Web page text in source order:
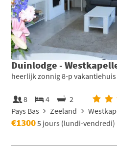
Duinlodge -
heerlijk zonnig 8-p vakantiehuis
8 4
2
Pays Bas
Zeeland
€13005 jours (lundi-vendredi)